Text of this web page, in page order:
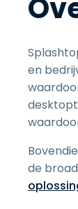
en
de